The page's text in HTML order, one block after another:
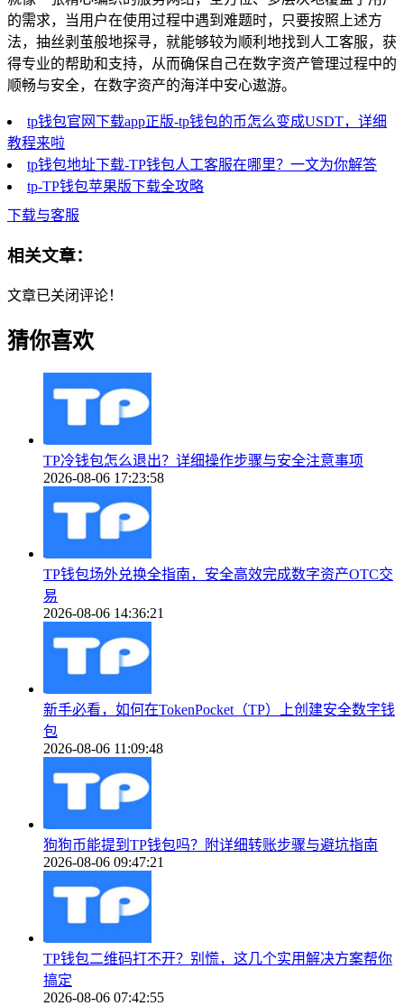
的需求，当用户在使用过程中遇到难题时，只要按照上述方
法，抽丝剥茧般地探寻，就能够较为顺利地找到人工客服，获
得专业的帮助和支持，从而确保自己在数字资产管理过程中的
顺畅与安全，在数字资产的海洋中安心遨游。
tp钱包官网下载app正版-tp钱包的币怎么变成USDT，详细
教程来啦
tp钱包地址下载-TP钱包人工客服在哪里？一文为你解答
tp-TP钱包苹果版下载全攻略
下载与客服
相关文章：
文章已关闭评论！
猜你喜欢
TP冷钱包怎么退出？详细操作步骤与安全注意事项
2026-08-06 17:23:58
TP钱包场外兑换全指南，安全高效完成数字资产OTC交
易
2026-08-06 14:36:21
新手必看，如何在TokenPocket（TP）上创建安全数字钱
包
2026-08-06 11:09:48
狗狗币能提到TP钱包吗？附详细转账步骤与避坑指南
2026-08-06 09:47:21
TP钱包二维码打不开？别慌，这几个实用解决方案帮你
搞定
2026-08-06 07:42:55